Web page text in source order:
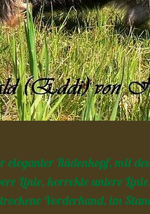
eleganter Rüdenkopf, mit
Linie, korrekte untere
Vorderhand, im